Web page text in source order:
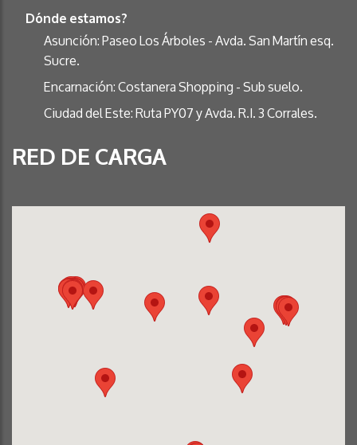
Dónde estamos?
Asunción: Paseo Los Árboles - Avda. San Martín esq.
Sucre.
Encarnación: Costanera Shopping - Sub suelo.
Ciudad del Este: Ruta PY07 y Avda. R.I. 3 Corrales.
RED DE CARGA